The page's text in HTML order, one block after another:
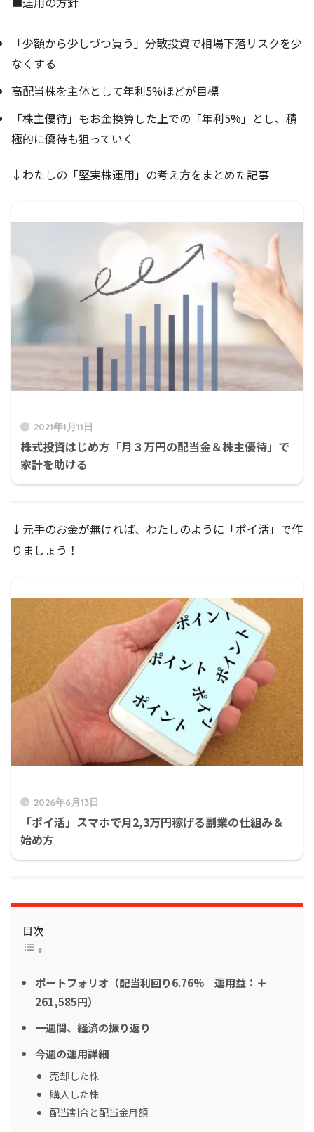
「少額から少しづつ買う」分散投資で相場下落リスクを少
なくする
高配当株を主体として年利5%ほどが目標
「株主優待」もお金換算した上での「年利5%」とし、積
極的に優待も狙っていく
↓わたしの「堅実株運用」の考え方をまとめた記事
2021年1月11日
株式投資はじめ方「月３万円の配当金＆株主優待」で
家計を助ける
↓元手のお金が無ければ、わたしのように「ポイ活」で作
りましょう！
2026年6月13日
「ポイ活」スマホで月2,3万円稼げる副業の仕組み＆
始め方
目次
ポートフォリオ（配当利回り6.76% 運用益：＋
261,585円）
一週間、経済の振り返り
今週の運用詳細
売却した株
購入した株
配当割合と配当金月額